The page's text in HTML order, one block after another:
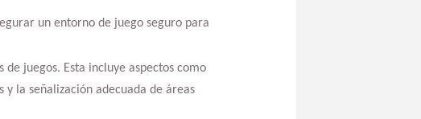
un entorno de juego seguro para
juegos. Esta incluye aspectos como
la señalización adecuada de áreas